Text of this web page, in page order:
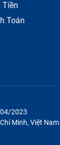
Xiaomi
Tiền
Toán
2023
Minh, Việt Nam